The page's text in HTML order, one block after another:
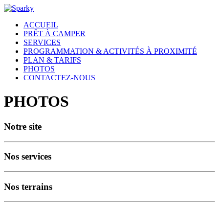
ACCUEIL
PRÊT À CAMPER
SERVICES
PROGRAMMATION & ACTIVITÉS À PROXIMITÉ
PLAN & TARIFS
PHOTOS
CONTACTEZ-NOUS
PHOTOS
Notre site
Nos services
Nos terrains